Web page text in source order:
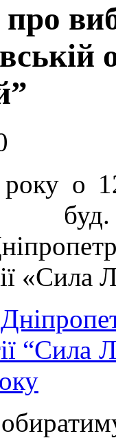
о
«Сила
“Сила